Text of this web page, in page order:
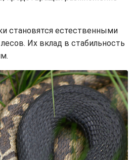
становятся естественными
Их вклад в стабильность